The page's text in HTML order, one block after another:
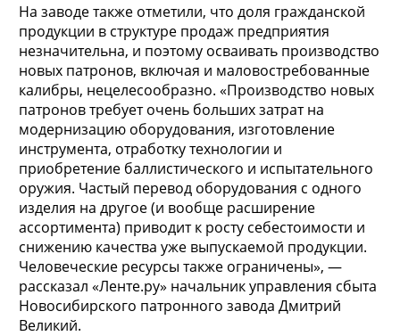
На заводе также отметили, что доля гражданской
продукции в структуре продаж предприятия
незначительна, и поэтому осваивать производство
новых патронов, включая и маловостребованные
калибры, нецелесообразно. «Производство новых
патронов требует очень больших затрат на
модернизацию оборудования, изготовление
инструмента, отработку технологии и
приобретение баллистического и испытательного
оружия. Частый перевод оборудования с одного
изделия на другое (и вообще расширение
ассортимента) приводит к росту себестоимости и
снижению качества уже выпускаемой продукции.
Человеческие ресурсы также ограничены», —
рассказал «Ленте.ру» начальник управления сбыта
Новосибирского патронного завода Дмитрий
Великий.